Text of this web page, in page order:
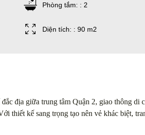
Phòng tắm: : 2
Diện tích: : 90 m2
địa giữa trung tâm Quận 2, giao thông di
thiết kế sang trọng tạo nên vẻ khác biệt,